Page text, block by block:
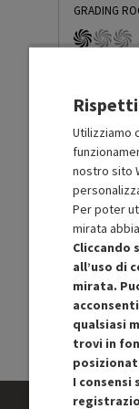
Flusso
normale
Flusso
normale
Rumorosità
normale
Tipo di filtro
Filtro
Numero di
GRADING
N: Prodotto
Prodotto
In
Approfitta
Utilizziamo
nostro sito
Per poter
mirata
Cliccando
all’uso di
mirata.
qualsiasi
trovi in
I